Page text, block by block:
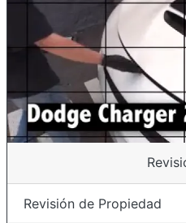
Revisión de Propiedad